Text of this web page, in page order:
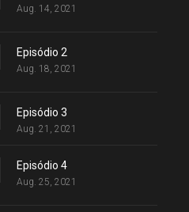
Aug. 14, 2021
Episódio 2
Aug. 18, 2021
Episódio 3
Aug. 21, 2021
Episódio 4
Aug. 25, 2021